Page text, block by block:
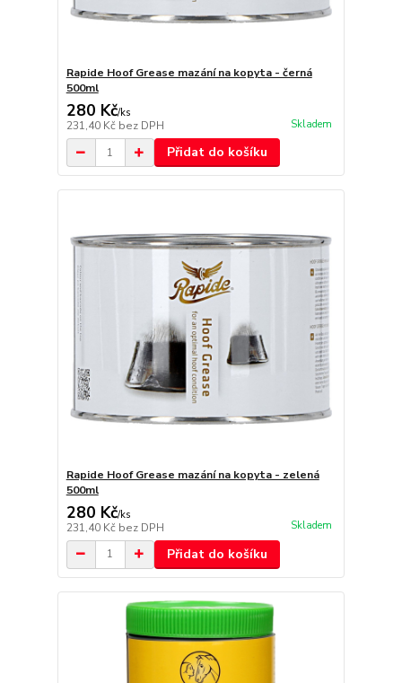
Rapide Hoof Grease mazání na kopyta - černá
500ml
280 Kč/ks
231,40 Kč bez DPH Skladem
Přidat do košíku
Rapide Hoof Grease mazání na kopyta - zelená
500ml
280 Kč/ks
231,40 Kč bez DPH Skladem
Přidat do košíku